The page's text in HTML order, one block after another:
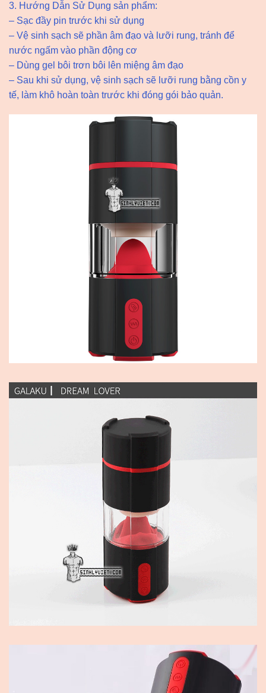
3. Hướng Dẫn Sử Dụng sản phẩm:
– Sạc đầy pin trước khi sử dụng
– Vệ sinh sạch sẽ phần âm đạo và lưỡi rung, tránh để
nước ngấm vào phần động cơ
– Dùng gel bôi trơn bôi lên miệng âm đạo
– Sau khi sử dụng, vệ sinh sạch sẽ lưỡi rung bằng cồn y
tế, làm khô hoàn toàn trước khi đóng gói bảo quản.